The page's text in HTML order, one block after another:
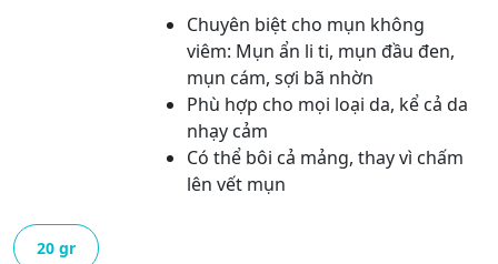
Chuyên biệt cho mụn không
viêm: Mụn ẩn li ti, mụn đầu đen,
mụn cám, sợi bã nhờn
Phù hợp cho mọi loại da, kể cả da
nhạy cảm
Có thể bôi cả mảng, thay vì chấm
lên vết mụn
20 gr